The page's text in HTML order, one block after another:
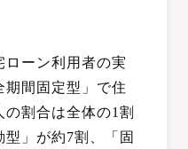
ローン利用者の実
期間固定型」で住
割合は全体の1割
」が約7割、「固